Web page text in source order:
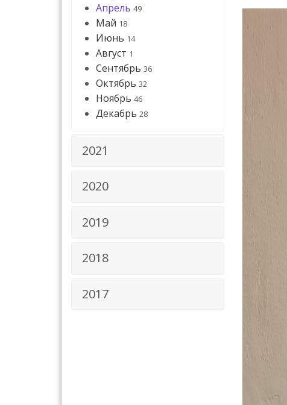
Апрель 49
Май 18
Июнь 14
Август 1
Сентябрь 36
Октябрь 32
Ноябрь 46
Декабрь 28
2021
2020
2019
2018
2017